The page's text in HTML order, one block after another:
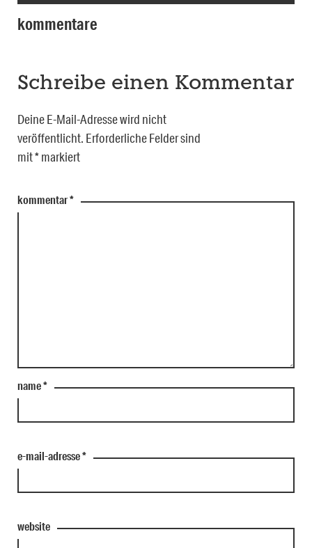
kommentare
Schreibe einen Kommentar
Deine E-Mail-Adresse wird nicht
veröffentlicht. Erforderliche Felder sind
mit*markiert
kommentar*
name*
e-mail-adresse*
website